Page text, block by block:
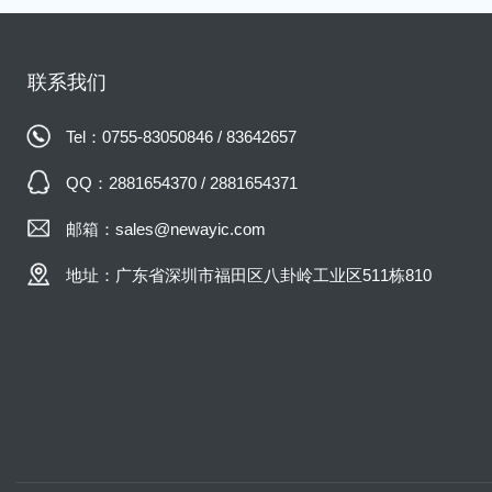
联系我们
Tel：0755-83050846 / 83642657
QQ：2881654370 / 2881654371
邮箱：sales@newayic.com
地址：广东省深圳市福田区八卦岭工业区511栋810